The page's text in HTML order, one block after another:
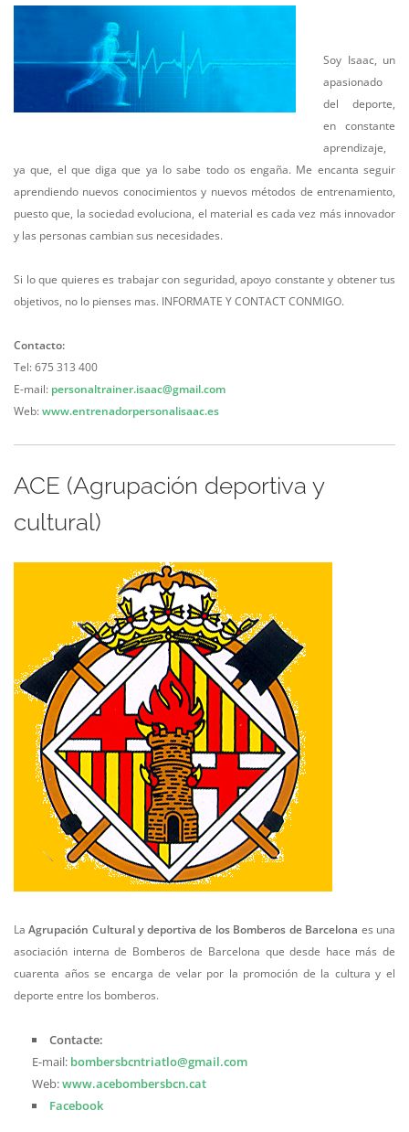
Soy Isaac, un
apasionado
del deporte,
en constante
aprendizaje,
ya que, el que diga que ya lo sabe todo os engaña. Me encanta seguir
aprendiendo nuevos conocimientos y nuevos métodos de entrenamiento,
puesto que, la sociedad evoluciona, el material es cada vez más innovador
y las personas cambian sus necesidades.
Si lo que quieres es trabajar con seguridad, apoyo constante y obtener tus
objetivos, no lo pienses mas. INFORMATE Y CONTACT CONMIGO.
Contacto:
Tel: 675 313 400
E-mail: personaltrainer.isaac@gmail.com
Web:www.entrenadorpersonalisaac.es
ACE (Agrupación deportiva y
cultural)
LaAgrupación Cultural y deportiva de los Bomberos de Barcelona es una
asociación interna de Bomberos de Barcelona que desde hace más de
cuarenta años se encarga de velar por la promoción de la cultura y el
deporte entre los bomberos.
Contacte:
E-mail: bombersbcntriatlo@gmail.com
Web:www.acebombersbcn.cat
Facebook